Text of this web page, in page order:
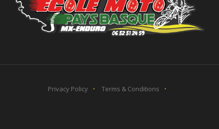
Privacy Policy Terms & Conditions